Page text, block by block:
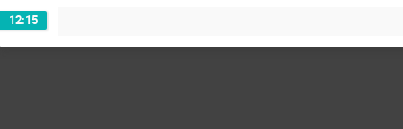
12:15